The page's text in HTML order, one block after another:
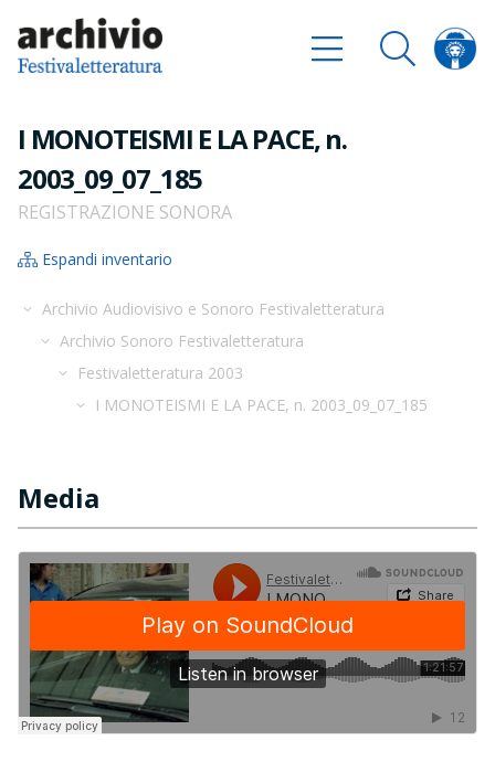
I MONOTEISMI E LA PACE, n.
2003_09_07_185
REGISTRAZIONE SONORA
Espandi inventario
Archivio Audiovisivo e Sonoro Festivaletteratura
Archivio Sonoro Festivaletteratura
Festivaletteratura 2003
I MONOTEISMI E LA PACE, n. 2003_09_07_185
Media